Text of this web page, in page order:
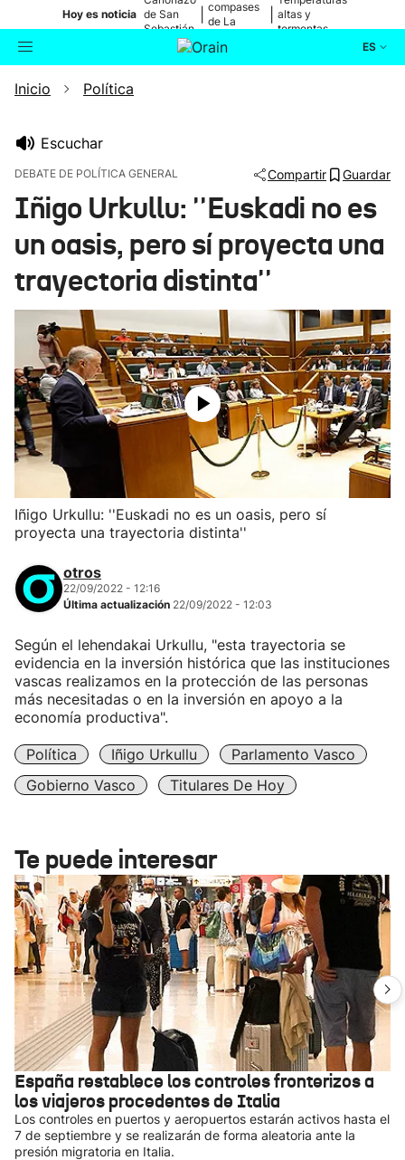
Hoy es noticia de San
Sebastián
compases
de La
altas y
tormentas
ES
Buscador
Ikusmiran
Eguraldia
Inicio Política
Escuchar
DEBATE DE POLÍTICA GENERAL Compartir Guardar
Iñigo Urkullu: ''Euskadi no es
un oasis, pero sí proyecta una
trayectoria distinta''
Iñigo Urkullu: ''Euskadi no es un oasis, pero sí
proyecta una trayectoria distinta''
otros
22/09/2022 - 12:16
Última actualización 22/09/2022 - 12:03
Según el lehendakai Urkullu, "esta trayectoria se
evidencia en la inversión histórica que las instituciones
vascas realizamos en la protección de las personas
más necesitadas o en la inversión en apoyo a la
economía productiva".
Política Iñigo Urkullu
Parlamento Vasco
Gobierno Vasco
Titulares De Hoy
Te puede interesar
España restablece los controles fronterizos a
los viajeros procedentes de Italia
Los controles en puertos y aeropuertos estarán activos hasta el
7 de septiembre y se realizarán de forma aleatoria ante la
presión migratoria en Italia.